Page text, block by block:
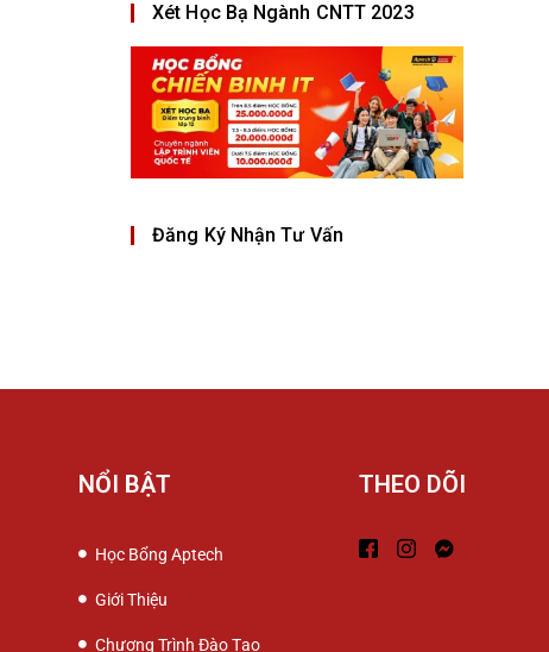
Xét Học Bạ Ngành CNTT 2023
Đăng Ký Nhận Tư Vấn
NỔI BẬT
Học Bổng Aptech
Giới Thiệu
Chương Trình Đào Tạo
THEO DÕI